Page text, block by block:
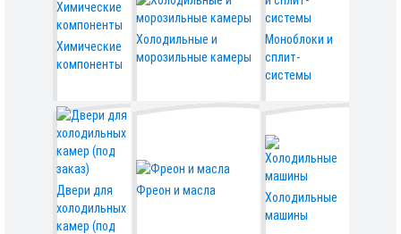
Химические
компоненты
Холодильные и
морозильные камеры
Моноблоки и
сплит-
системы
Двери для
холодильных
камер (под
Фреон и масла
Холодильные
машины